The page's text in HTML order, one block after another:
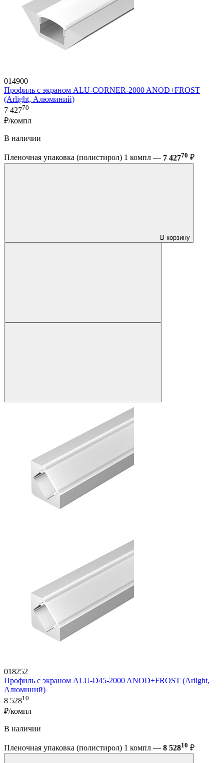
014900
Профиль с экраном ALU-CORNER-2000 ANOD+FROST
(Arlight, Алюминий)
7 42770
₽/компл
В наличии
Пленочная упаковка (полистирол) 1 компл — 7 42770 ₽
В корзину
018252
Профиль с экраном ALU-D45-2000 ANOD+FROST (Arlight,
Алюминий)
8 52810
₽/компл
В наличии
Пленочная упаковка (полистирол) 1 компл — 8 52810 ₽